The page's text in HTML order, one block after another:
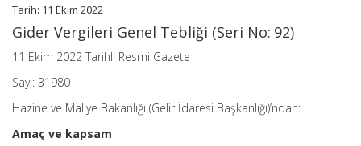
Tarih: 11 Ekim 2022
Gider Vergileri Genel Tebliği (Seri No: 92)
11 Ekim 2022 Tarihli Resmi Gazete
Sayı: 31980
Hazine ve Maliye Bakanlığı (Gelir İdaresi Başkanlığı)’ndan:
Amaç ve kapsam